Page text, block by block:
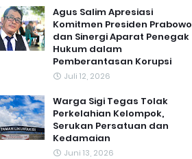
Agus Salim Apresiasi
Komitmen Presiden Prabowo
dan Sinergi Aparat Penegak
Hukum dalam
Pemberantasan Korupsi
Juli 12, 2026
Warga Sigi Tegas Tolak
Perkelahian Kelompok,
Serukan Persatuan dan
Kedamaian
Juni 13, 2026